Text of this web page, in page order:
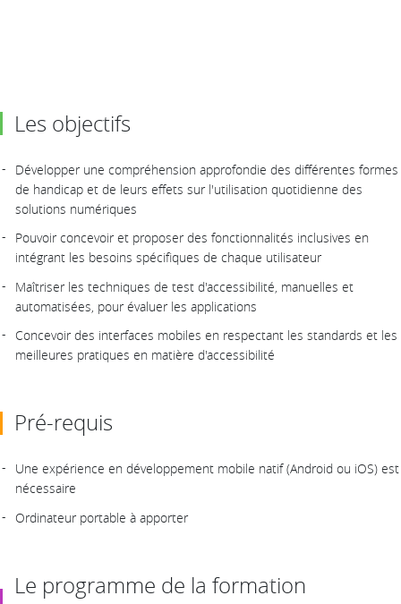
Les objectifs
Développer une compréhension approfondie des différentes formes
de handicap et de leurs effets sur l'utilisation quotidienne des
solutions numériques
Pouvoir concevoir et proposer des fonctionnalités inclusives en
intégrant les besoins spécifiques de chaque utilisateur
Maîtriser les techniques de test d'accessibilité, manuelles et
automatisées, pour évaluer les applications
Concevoir des interfaces mobiles en respectant les standards et les
meilleures pratiques en matière d'accessibilité
Pré-requis
Une expérience en développement mobile natif (Android ou iOS) est
nécessaire
Ordinateur portable à apporter
Le programme de la formation